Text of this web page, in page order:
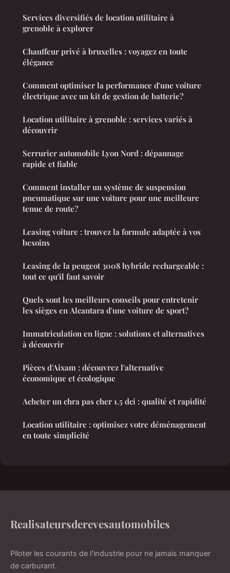
Services diversifiés de location utilitaire à
grenoble à explorer
Chauffeur privé à bruxelles : voyagez en toute
élégance
Comment optimiser la performance d'une voiture
électrique avec un kit de gestion de batterie?
Location utilitaire à grenoble : services variés à
découvrir
Serrurier automobile Lyon Nord : dépannage
rapide et fiable
Comment installer un système de suspension
pneumatique sur une voiture pour une meilleure
tenue de route?
Leasing voiture : trouvez la formule adaptée à vos
besoins
Leasing de la peugeot 3008 hybride rechargeable :
tout ce qu'il faut savoir
Quels sont les meilleurs conseils pour entretenir
les sièges en Alcantara d'une voiture de sport?
Immatriculation en ligne : solutions et alternatives
à découvrir
Pièces d'Aixam : découvrez l'alternative
économique et écologique
Acheter un chra pas cher 1.5 dci : qualité et rapidité
Location utilitaire : optimisez votre déménagement
en toute simplicité
Realisateursderevesautomobiles
Piloter les courants de l'industrie pour ne jamais manquer
de carburant.